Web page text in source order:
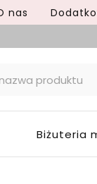
nas
Biżuteria